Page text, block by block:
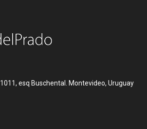
esq Buschental. Montevideo, Uruguay